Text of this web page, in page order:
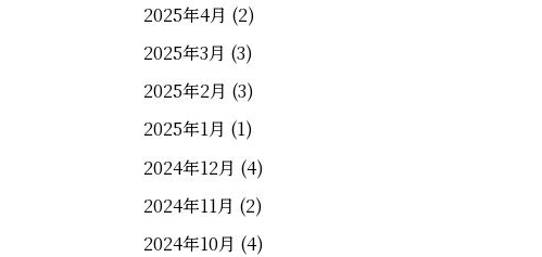
2025年4月 (2)
2025年3月 (3)
2025年2月 (3)
2025年1月 (1)
2024年12月 (4)
2024年11月 (2)
2024年10月 (4)